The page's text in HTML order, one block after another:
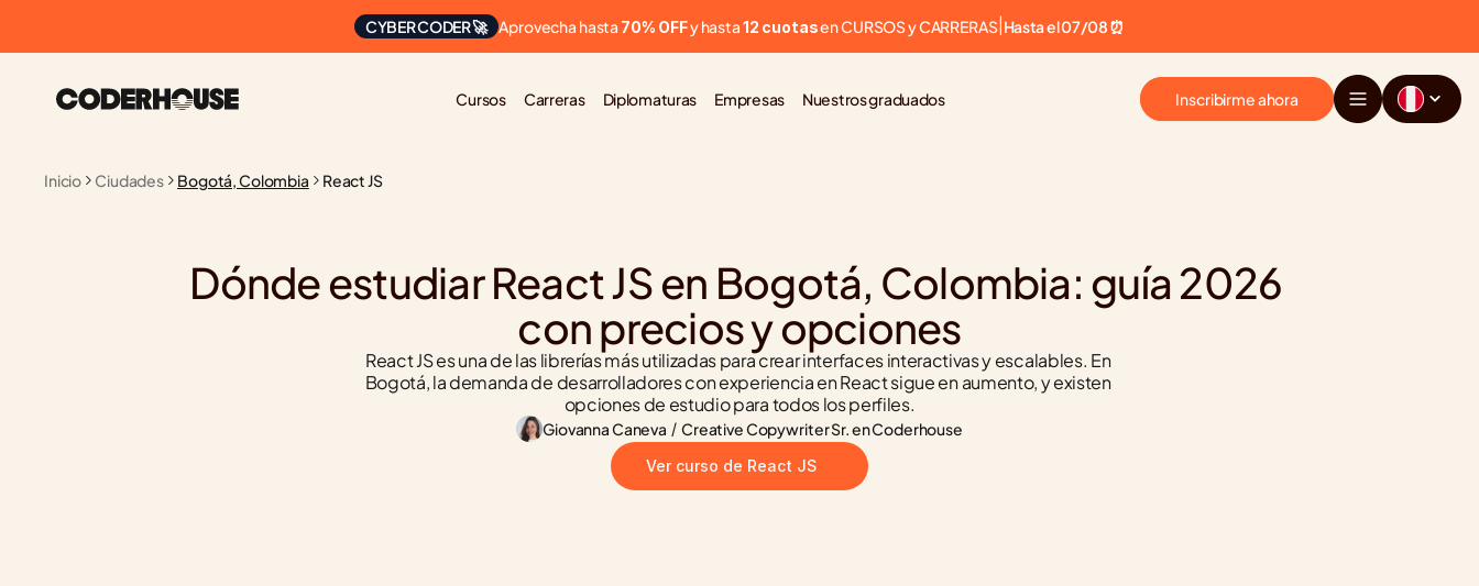
CYBER CODER 🚀 Aprovecha hasta 70% OFF y hasta 12 cuotas en CURSOS y CARRERAS| Hasta el 07/08 ⏰
Cursos Carreras Diplomaturas Empresas Nuestros graduados Inscribirme ahora
Inicio Ciudades Bogotá, Colombia React JS
Dónde estudiar React JS en Bogotá, Colombia: guía 2026
con precios y opciones
React JS es una de las librerías más utilizadas para crear interfaces interactivas y escalables. En
Bogotá, la demanda de desarrolladores con experiencia en React sigue en aumento, y existen
opciones de estudio para todos los perfiles.
Giovanna Caneva / Creative Copywriter Sr. en Coderhouse
Ver curso de React JS